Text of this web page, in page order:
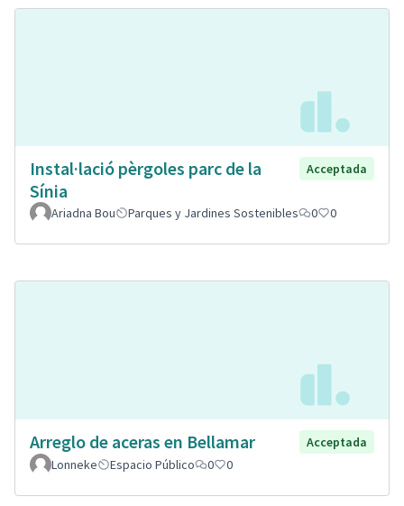
Instal·lació pèrgoles parc de la
Sínia
Acceptada
Ariadna Bou Parques y Jardines Sostenibles 0 0
Arreglo de aceras en Bellamar
Acceptada
Lonneke
Espacio Público 0 0